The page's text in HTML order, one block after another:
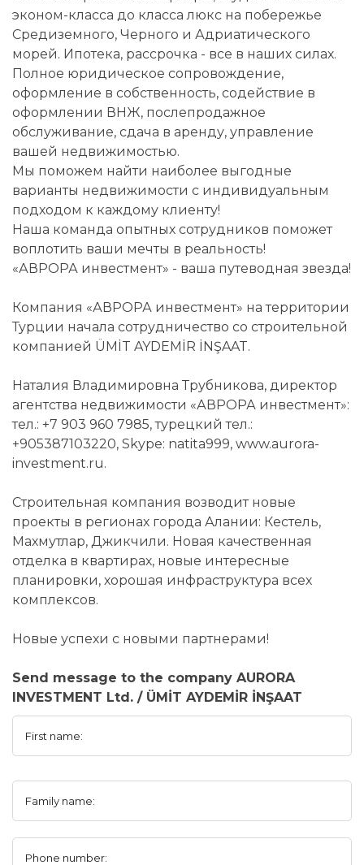
эконом-класса до класса люкс на побережье
Средиземного, Черного и Адриатического
морей. Ипотека, рассрочка - все в наших силах.
Полное юридическое сопровождение,
оформление в собственность, содействие в
оформлении ВНЖ, послепродажное
обслуживание, сдача в аренду, управление
вашей недвижимостью.
Мы поможем найти наиболее выгодные
варианты недвижимости с индивидуальным
подходом к каждому клиенту!
Наша команда опытных сотрудников поможет
воплотить ваши мечты в реальность!
«АВРОРА инвестмент» - ваша путеводная звезда!
Компания «АВРОРА инвестмент» на территории
Турции начала сотрудничество со строительной
компанией ÜMİT AYDEMİR İNŞAAT.
Наталия Владимировна Трубникова, директор
агентства недвижимости «АВРОРА инвестмент»:
тел.: +7 903 960 7985, турецкий тел.:
+905387103220, Skype: natita999, www.aurora-
investment.ru.
Строительная компания возводит новые
проекты в регионах города Алании: Кестель,
Махмутлар, Джикчили. Новая качественная
отделка в квартирах, новые интересные
планировки, хорошая инфраструктура всех
комплексов.
Новые успехи с новыми партнерами!
Send message to the company AURORA
INVESTMENT Ltd. / ÜMİT AYDEMİR İNŞAAT
First name:
Family name:
Phone number: